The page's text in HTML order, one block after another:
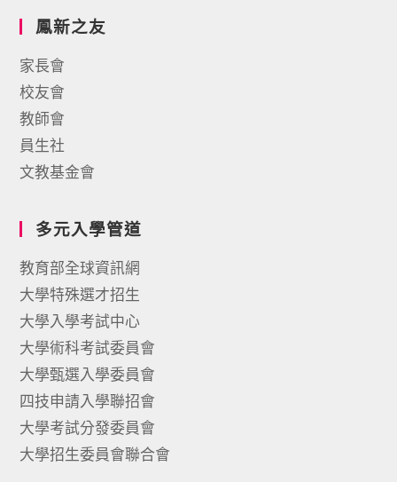
鳳新之友
家長會
校友會
教師會
員生社
文教基金會
多元入學管道
教育部全球資訊網
大學特殊選才招生
大學入學考試中心
大學術科考試委員會
大學甄選入學委員會
四技申請入學聯招會
大學考試分發委員會
大學招生委員會聯合會